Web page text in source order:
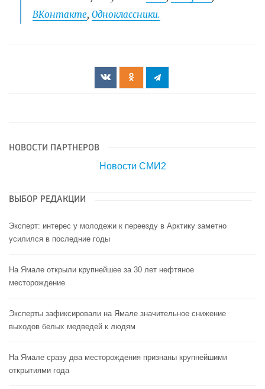
ВКонтакте, Одноклассники.
НОВОСТИ ПАРТНЕРОВ
Новости СМИ2
ВЫБОР РЕДАКЦИИ
Эксперт: интерес у молодежи к переезду в Арктику заметно
усилился в последние годы
На Ямале открыли крупнейшее за 30 лет нефтяное
месторождение
Эксперты зафиксировали на Ямале значительное снижение
выходов белых медведей к людям
На Ямале сразу два месторождения признаны крупнейшими
открытиями года